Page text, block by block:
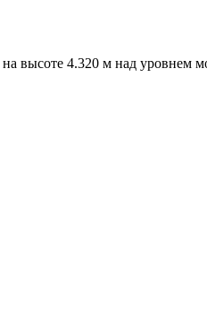
на высоте 4.320 м над уровнем